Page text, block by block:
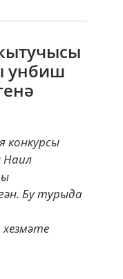
унбиш
конкурсы
Наил
Бу турыда